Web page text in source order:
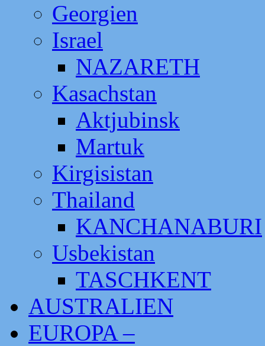
Georgien
Israel
NAZARETH
Kasachstan
Aktjubinsk
Martuk
Kirgisistan
Thailand
KANCHANABURI
Usbekistan
TASCHKENT
AUSTRALIEN
EUROPA –